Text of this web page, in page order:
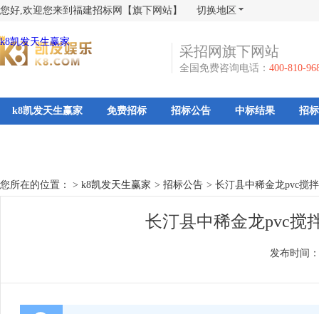
您好,欢迎您来到福建招标网【旗下网站】 切换地区
k8凯发天生赢家
采招网旗下网站
全国免费咨询电话： 400-810-
k8凯发天生赢家 免费招标 招标公告 中标结果 招
您所在的位置： > k8凯发天生赢家 > 招标公告 > 长汀县中稀金龙pvc搅
长汀县中稀金龙pvc搅
发布时间：